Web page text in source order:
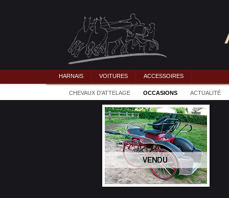
HARNAIS VOITURES ACCESSOIRES
CHEVAUX D'ATTELAGE OCCASIONS ACTUALITÉ